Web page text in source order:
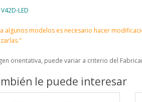
LED
algunos modelos es necesario hacer
orientativa, puede variar a criterio del
le puede interesar